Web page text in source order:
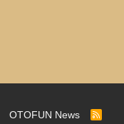
OTOFUN News
R